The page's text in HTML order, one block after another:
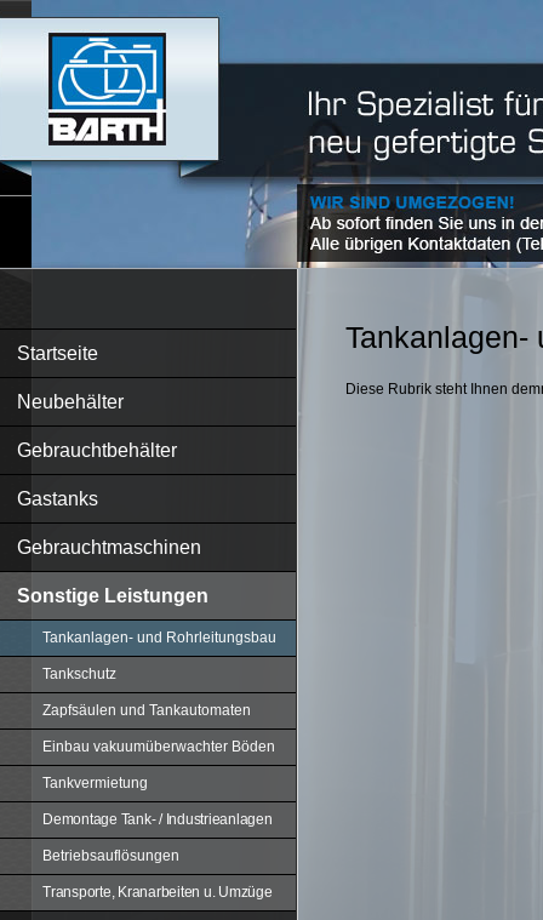
Startseite
Neubehälter
Gebrauchtbehälter
Gastanks
Gebrauchtmaschinen
Sonstige Leistungen
Tankanlagen- und Rohrleitungsbau
Tankschutz
Zapfsäulen und Tankautomaten
Einbau vakuumüberwachter Böden
Tankvermietung
Demontage Tank- / Industrieanlagen
Betriebsauflösungen
Transporte, Kranarbeiten u. Umzüge
Tankanlagen-
Diese Rubrik steht Ihnen